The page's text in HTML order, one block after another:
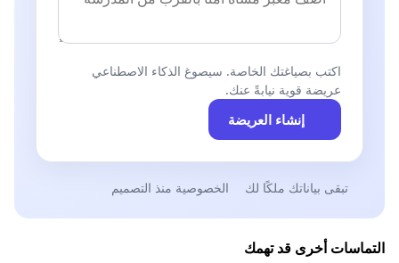
اكتب بصياغتك الخاصة. سيصوغ الذكاء الاصطناعي
عريضة قوية نيابةً عنك.
إنشاء العريضة
تبقى بياناتك ملكًا لك الخصوصية منذ التصميم
التماسات أخرى قد تهمك